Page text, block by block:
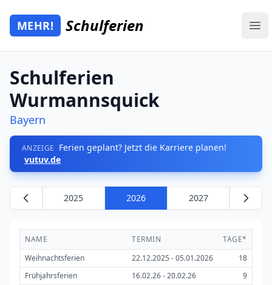
Zum Hauptinhalt springen
Mehr Schulferien
MEHR! Schulferien
Schulferien
Wurmannsquick
Bayern
ANZEIGE Ferien geplant? Jetzt die Karriere planen!
vutuv.de
2025 2026 2027
NAME TERMIN
TAGE*
Weihnachtsferien
22.12.2025 - 05.01.2026
18
Frühjahrsferien
16.02.26 - 20.02.26
9